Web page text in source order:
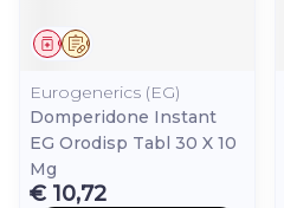
Op voorschrift
Geneesmiddel
Eurogenerics (EG)
Domperidone Instant
EG Orodisp Tabl 30 X 10
Mg
€ 10,72